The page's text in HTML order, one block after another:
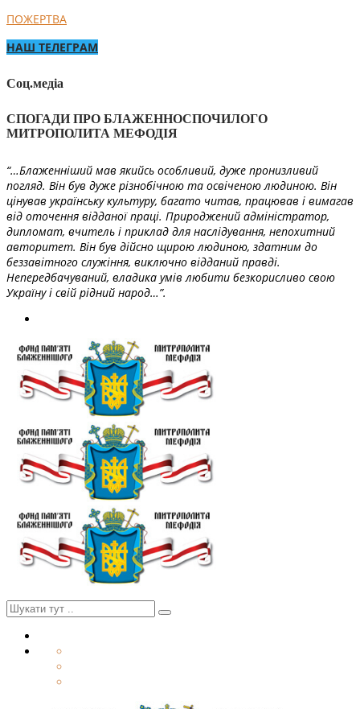
ПОЖЕРТВА
НАШ ТЕЛЕГРАМ
Соц.медіа
СПОГАДИ ПРО БЛАЖЕННОСПОЧИЛОГО
МИТРОПОЛИТА МЕФОДІЯ
“…Блаженніший мав якийсь особливий, дуже пронизливий
погляд. Він був дуже різнобічною та освіченою людиною. Він
цінував українську культуру, багато читав, працював і вимагав
від оточення відданої праці. Природжений адміністратор,
дипломат, вчитель і приклад для наслідування, непохитний
авторитет. Він був дійсно щирою людиною, здатним до
беззавітного служіння, виключно відданий правді.
Непередбачуваний, владика умів любити безкорисливо свою
Україну і свій рідний народ…”.